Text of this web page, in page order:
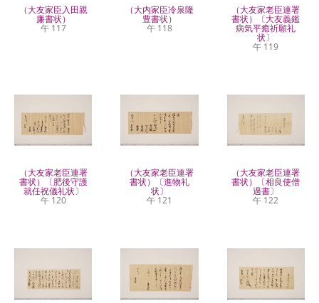
（大友家臣入田親
廉書状）
午 117
（大内家臣冷泉隆
豊書状）
午 118
（大友家老臣連署
書状）〔大友義鑑
病気平癒祈願礼
状〕
午 119
（大友家老臣連署
書状）〔肥後守護
就任祝儀礼状〕
午 120
（大友家老臣連署
書状）〔進物礼
状〕
午 121
（大友家老臣連署
書状）〔相良使僧
過書〕
午 122